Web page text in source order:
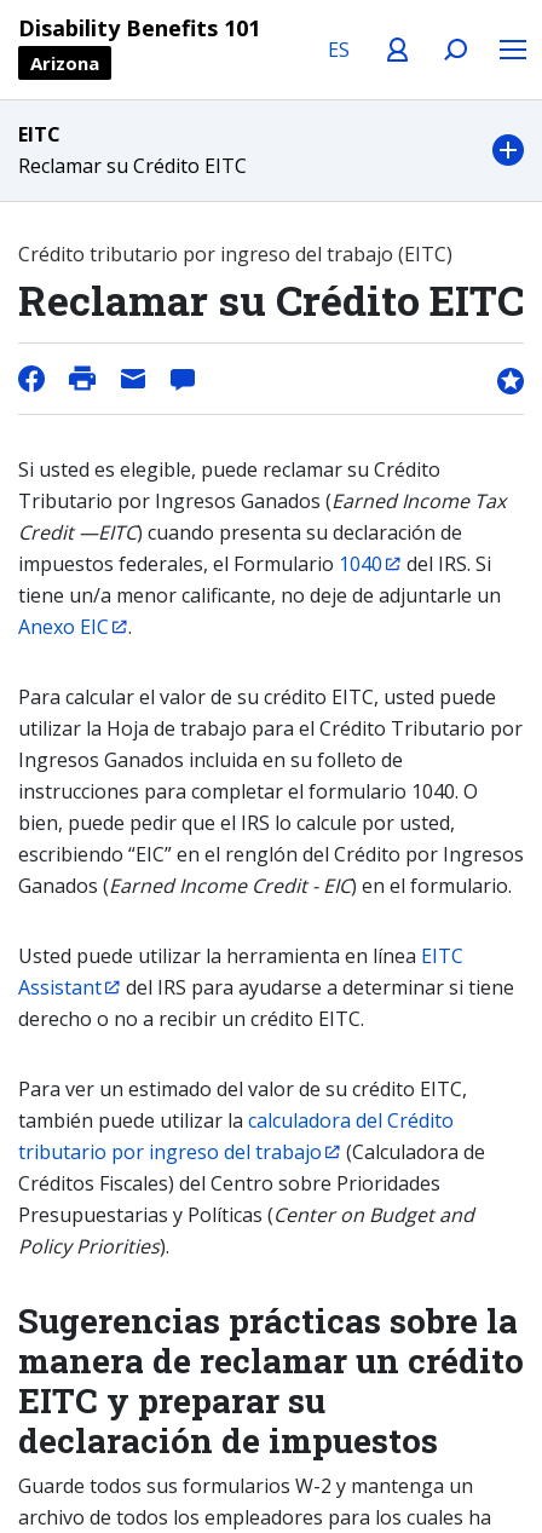
Disability Benefits 101
Arizona
EITC
Reclamar su Crédito EITC
Crédito tributario por ingreso del trabajo (EITC)
Reclamar su Crédito EITC
Si usted es elegible, puede reclamar su Crédito
Tributario por Ingresos Ganados (Earned Income Tax
Credit —EITC) cuando presenta su declaración de
impuestos federales, el Formulario 1040
del IRS. Si
tiene un/a menor calificante, no deje de adjuntarle un
Anexo EIC
.
Para calcular el valor de su crédito EITC, usted puede
utilizar la Hoja de trabajo para el Crédito Tributario por
Ingresos Ganados incluida en su folleto de
instrucciones para completar el formulario 1040. O
bien, puede pedir que el IRS lo calcule por usted,
escribiendo “EIC” en el renglón del Crédito por Ingresos
Ganados (Earned Income Credit - EIC) en el formulario.
Usted puede utilizar la herramienta en línea EITC
Assistant
del IRS para ayudarse a determinar si tiene
derecho o no a recibir un crédito EITC.
Para ver un estimado del valor de su crédito EITC,
también puede utilizar la calculadora del Crédito
tributario por ingreso del trabajo
(Calculadora de
Créditos Fiscales) del Centro sobre Prioridades
Presupuestarias y Políticas (Center on Budget and
Policy Priorities).
Sugerencias prácticas sobre la
manera de reclamar un crédito
EITC y preparar su
declaración de impuestos
Guarde todos sus formularios W-2 y mantenga un
archivo de todos los empleadores para los cuales ha